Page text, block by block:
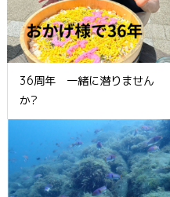
36周年 一緒に潜りません
か?